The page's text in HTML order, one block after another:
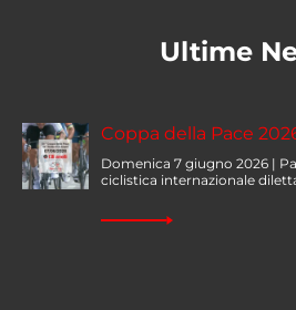
Ultime
Coppa della Pace
Domenica 7 giugno 2026 |
ciclistica internazionale